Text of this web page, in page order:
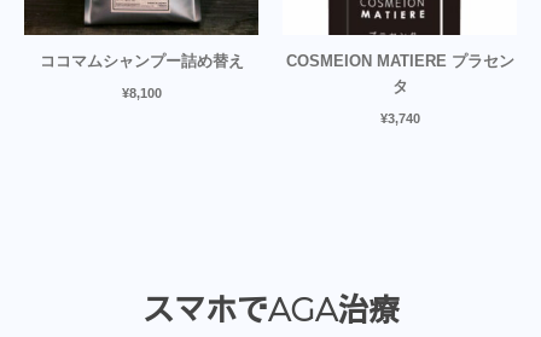
ココマムシャンプー詰め替え
¥8,100
COSMEION MATIERE プラセン
タ
¥3,740
スマホでAGA治療